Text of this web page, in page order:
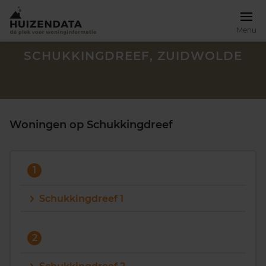
Menu
Zoek een woning
SCHUKKINGDREEF, ZUIDWOLDE
Woningen op Schukkingdreef
1
Schukkingdreef 1
2